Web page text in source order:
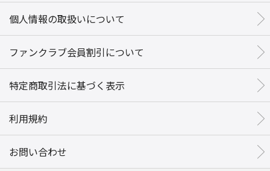
個人情報の取扱いについて
ファンクラブ会員割引について
特定商取引法に基づく表示
利用規約
お問い合わせ